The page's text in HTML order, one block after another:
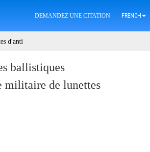
DEMANDEZ UNE CITATION FRENCH
d'anti
ballistiques
militaire de lunettes